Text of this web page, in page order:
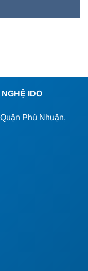
IDO
Phú Nhuận,